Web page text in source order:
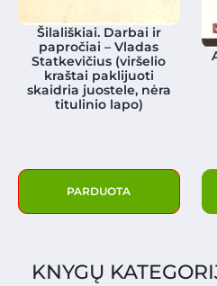
Šilališkiai. Darbai ir
papročiai – Vladas
Statkevičius (viršelio
kraštai paklijuoti
skaidria juostele, nėra
titulinio lapo)
PARDUOTA
KNYGŲ